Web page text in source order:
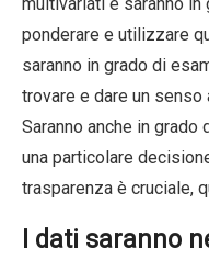
ponderare e utilizzare
saranno in grado di
trovare e dare un
Saranno anche in
una particolare
trasparenza è cruciale,
I dati saranno